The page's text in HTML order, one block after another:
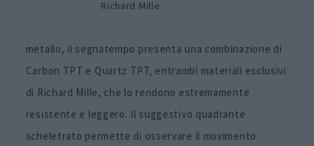
Richard Mille
metallo, il segnatempo presenta una combinazione di
Carbon TPT e Quartz TPT, entrambi materiali esclusivi
di Richard Mille, che lo rendono estremamente
resistente e leggero. Il suggestivo quadrante
scheletrato permette di osservare il movimento